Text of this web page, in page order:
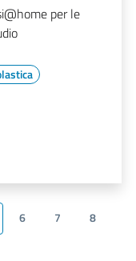
per le
6 7
8